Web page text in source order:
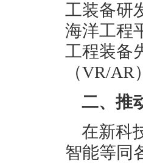
工装备研
海洋工程
工程装备
（VR/
二、推
在新科
智能等同